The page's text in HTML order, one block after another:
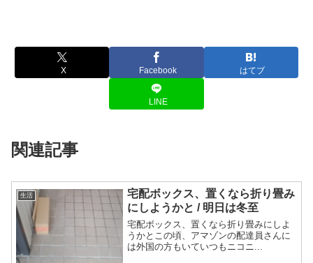
X Facebook はてブ
LINE
関連記事
生活
宅配ボックス、置くなら折り畳み
にしようかと / 明日は冬至
宅配ボックス、置くなら折り畳みにしよ
うかとこの頃、アマゾンの配達員さんに
は外国の方もいていつもニコニ...